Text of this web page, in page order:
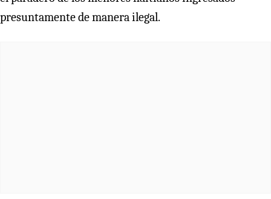
presuntamente de manera ilegal.